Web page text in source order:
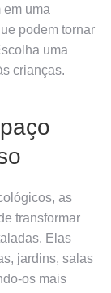
uma
podem tornar
uma
crianças.
as
transformar
Elas
jardins, salas
os mais